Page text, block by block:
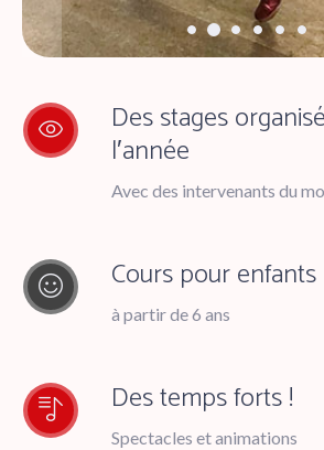
Des stages
l′année
Avec des intervenants du
Cours pour enfants
à partir de 6 ans
Des temps forts !
Spectacles et animations